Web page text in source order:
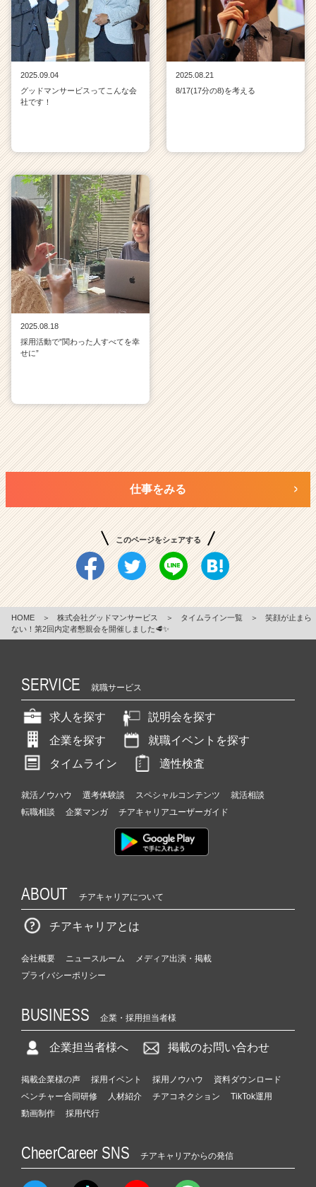
2025.09.04
グッドマンサービスってこんな会
社です！
2025.08.21
8/17(17分の8)を考える
2025.08.18
採用活動で”関わった人すべてを幸
せに”
仕事をみる
このページをシェアする
HOME ＞ 株式会社グッドマンサービス ＞ タイムライン一覧 ＞
笑顔が止まら
ない！第2回内定者懇親会を開催しました🥩✨
SERVICE 就職サービス
求人を探す
説明会を探す
企業を探す
就職イベントを探す
タイムライン
適性検査
就活ノウハウ 選考体験談 スペシャルコンテンツ
就活相談
転職相談
企業マンガ チアキャリアユーザーガイド
ABOUT チアキャリアについて
チアキャリアとは
会社概要 ニュースルーム
メディア出演・掲載
プライバシーポリシー
BUSINESS 企業・採用担当者様
企業担当者様へ 掲載のお問い合わせ
掲載企業様の声 採用イベント 採用ノウハウ
資料ダウンロード
ベンチャー合同研修
人材紹介 チアコネクション
TikTok運用
動画制作
採用代行
CheerCareer SNS チアキャリアからの発信